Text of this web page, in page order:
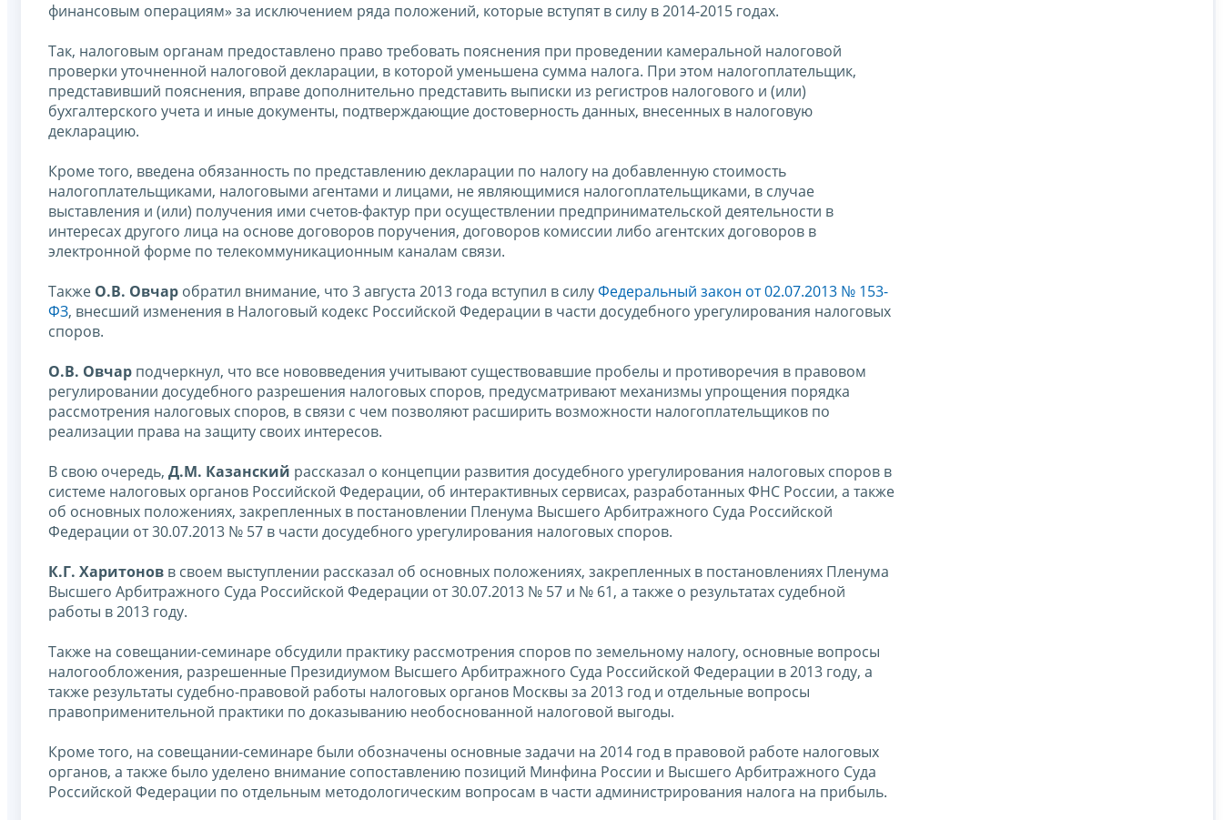
финансовым операциям» за исключением ряда положений, которые вступят в силу в 2014-2015 годах.
Так, налоговым органам предоставлено право требовать пояснения при проведении камеральной налоговой
проверки уточненной налоговой декларации, в которой уменьшена сумма налога. При этом налогоплательщик,
представивший пояснения, вправе дополнительно представить выписки из регистров налогового и (или)
бухгалтерского учета и иные документы, подтверждающие достоверность данных, внесенных в налоговую
декларацию.
Кроме того, введена обязанность по представлению декларации по налогу на добавленную стоимость
налогоплательщиками, налоговыми агентами и лицами, не являющимися налогоплательщиками, в случае
выставления и (или) получения ими счетов-фактур при осуществлении предпринимательской деятельности в
интересах другого лица на основе договоров поручения, договоров комиссии либо агентских договоров в
электронной форме по телекоммуникационным каналам связи.
Также О.В. Овчар обратил внимание, что 3 августа 2013 года вступил в силуФедеральный закон от 02.07.2013 № 153-
ФЗ, внесший изменения в Налоговый кодекс Российской Федерации в части досудебного урегулирования налоговых
споров.
О.В. Овчар подчеркнул, что все нововведения учитывают существовавшие пробелы и противоречия в правовом
регулировании досудебного разрешения налоговых споров, предусматривают механизмы упрощения порядка
рассмотрения налоговых споров, в связи с чем позволяют расширить возможности налогоплательщиков по
реализации права на защиту своих интересов.
В свою очередь, Д.М. Казанский рассказал о концепции развития досудебного урегулирования налоговых споров в
системе налоговых органов Российской Федерации, об интерактивных сервисах, разработанных ФНС России, а также
об основных положениях, закрепленных в постановлении Пленума Высшего Арбитражного Суда Российской
Федерации от 30.07.2013 № 57 в части досудебного урегулирования налоговых споров.
К.Г. Харитонов в своем выступлении рассказал об основных положениях, закрепленных в постановлениях Пленума
Высшего Арбитражного Суда Российской Федерации от 30.07.2013 № 57 и № 61, а также о результатах судебной
работы в 2013 году.
Также на совещании-семинаре обсудили практику рассмотрения споров по земельному налогу, основные вопросы
налогообложения, разрешенные Президиумом Высшего Арбитражного Суда Российской Федерации в 2013 году, а
также результаты судебно-правовой работы налоговых органов Москвы за 2013 год и отдельные вопросы
правоприменительной практики по доказыванию необоснованной налоговой выгоды.
Кроме того, на совещании-семинаре были обозначены основные задачи на 2014 год в правовой работе налоговых
органов, а также было уделено внимание сопоставлению позиций Минфина России и Высшего Арбитражного Суда
Российской Федерации по отдельным методологическим вопросам в части администрирования налога на прибыль.